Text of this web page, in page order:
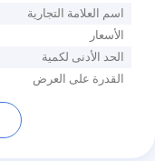
اسم العلامة التجارية
الأسعار
الحد الأدنى لكمية
القدرة على العرض